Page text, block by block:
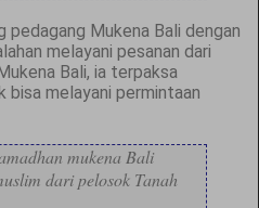
pedagang Mukena Bali dengan
melayani pesanan dari
Bali, ia terpaksa
bisa melayani permintaan
mukena Bali
dari pelosok Tanah